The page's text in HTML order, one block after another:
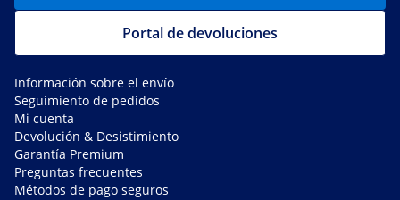
Portal de devoluciones
Información sobre el envío
Seguimiento de pedidos
Mi cuenta
Devolución & Desistimiento
Garantía Premium
Preguntas frecuentes
Métodos de pago seguros